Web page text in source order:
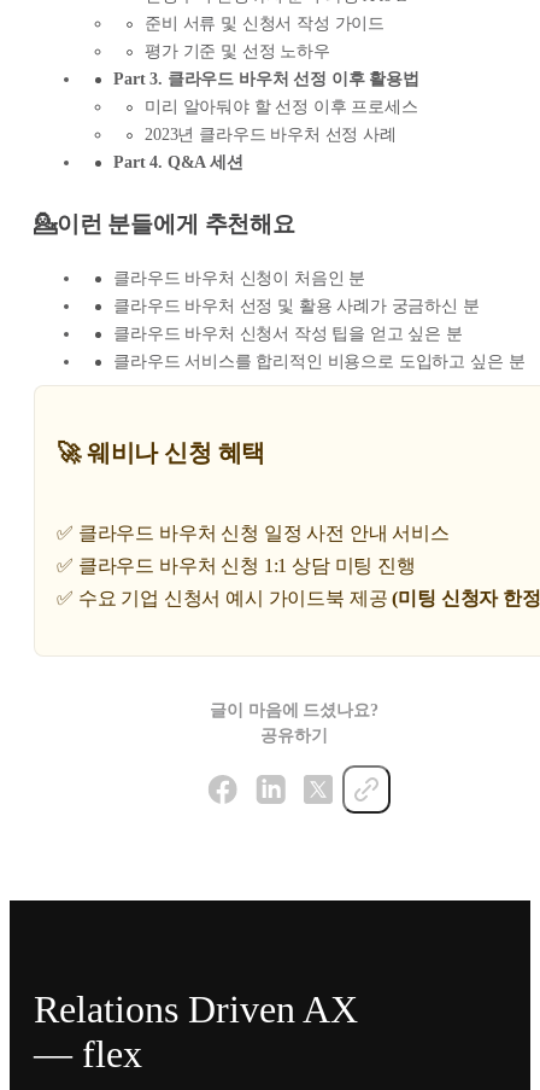
준비 서류 및 신청서 작성 가이드
평가 기준 및 선정 노하우
Part 3. 클라우드 바우처 선정 이후 활용법
미리 알아둬야 할 선정 이후 프로세스
2023년 클라우드 바우처 선정 사례
Part 4. Q&A 세션
💁이런 분들에게 추천해요
클라우드 바우처 신청이 처음인 분
클라우드 바우처 선정 및 활용 사례가 궁금하신 분
클라우드 바우처 신청서 작성 팁을 얻고 싶은 분
클라우드 서비스를 합리적인 비용으로 도입하고 싶은 분
🚀 웨비나 신청 혜택
✅ 클라우드 바우처 신청 일정 사전 안내 서비스
✅ 클라우드 바우처 신청 1:1 상담 미팅 진행
✅ 수요 기업 신청서 예시 가이드북 제공(미팅 신청자 한
글이 마음에 드셨나요?
공유하기
Relations Driven AX
— flex